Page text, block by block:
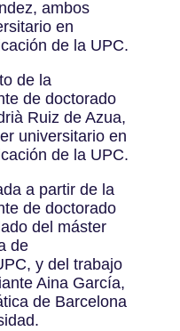
ambos
en
de la UPC.
de la
de doctorado
Ruiz de Azua,
universitario en
de la UPC.
a partir de la
de doctorado
del máster
de
y del trabajo
Aina García,
de Barcelona